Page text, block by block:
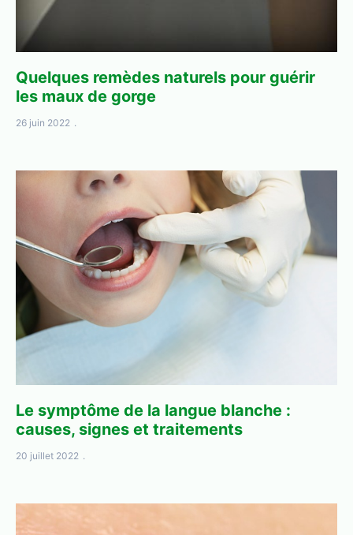
Quelques remèdes naturels pour guérir
les maux de gorge
26 juin 2022
Le symptôme de la langue blanche :
causes, signes et traitements
20 juillet 2022